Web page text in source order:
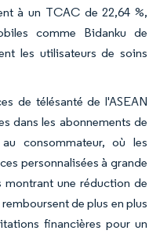
à un TCAC de 22,64 %,
comme Bidanku de
les utilisateurs de soins
de télésanté de l'ASEAN
dans les abonnements de
consommateur, où les
personnalisées à grande
montrant une réduction de
de plus en plus
financières pour un